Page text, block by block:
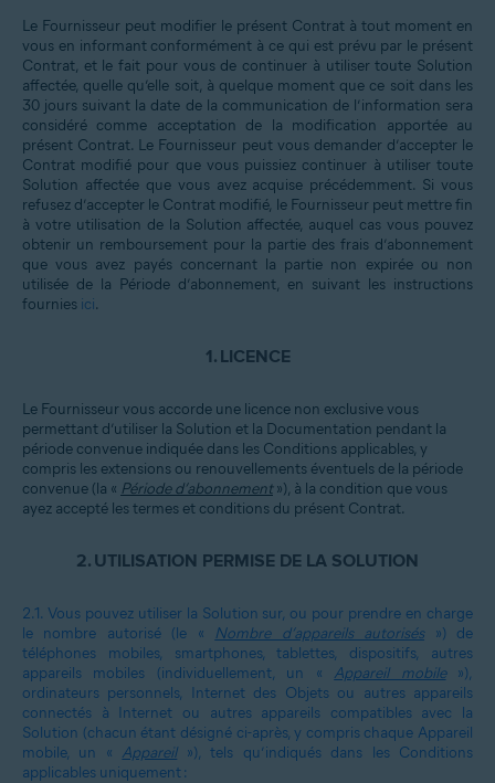
Le Fournisseur peut modifier le présent Contrat à tout moment en
vous en informant conformément à ce qui est prévu par le présent
Contrat, et le fait pour vous de continuer à utiliser toute Solution
affectée, quelle qu’elle soit, à quelque moment que ce soit dans les
30 jours suivant la date de la communication de l’information sera
considéré comme acceptation de la modification apportée au
présent Contrat. Le Fournisseur peut vous demander d’accepter le
Contrat modifié pour que vous puissiez continuer à utiliser toute
Solution affectée que vous avez acquise précédemment. Si vous
refusez d’accepter le Contrat modifié, le Fournisseur peut mettre fin
à votre utilisation de la Solution affectée, auquel cas vous pouvez
obtenir un remboursement pour la partie des frais d’abonnement
que vous avez payés concernant la partie non expirée ou non
utilisée de la Période d’abonnement, en suivant les instructions
fournies ici.
1.LICENCE
Le Fournisseur vous accorde une licence non exclusive vous
permettant d’utiliser la Solution et la Documentation pendant la
période convenue indiquée dans les Conditions applicables, y
compris les extensions ou renouvellements éventuels de la période
convenue (la « Période d’abonnement»), à la condition que vous
ayez accepté les termes et conditions du présent Contrat.
2.UTILISATION PERMISE DE LA SOLUTION
2.1. Vous pouvez utiliser la Solution sur, ou pour prendre en charge
le nombre autorisé (le « Nombre d’appareils autorisés») de
téléphones mobiles, smartphones, tablettes, dispositifs, autres
appareils mobiles (individuellement, un « Appareil mobile»),
ordinateurs personnels, Internet des Objets ou autres appareils
connectés à Internet ou autres appareils compatibles avec la
Solution (chacun étant désigné ci-après, y compris chaque Appareil
mobile, un « Appareil»), tels qu’indiqués dans les Conditions
applicables uniquement :